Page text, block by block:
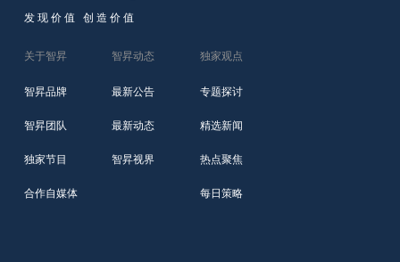
发现价值 创造价值
关于智昇
智昇品牌
智昇团队
独家节目
合作自媒体
智昇动态
最新公告
最新动态
智昇视界
独家观点
专题探讨
精选新闻
热点聚焦
每日策略